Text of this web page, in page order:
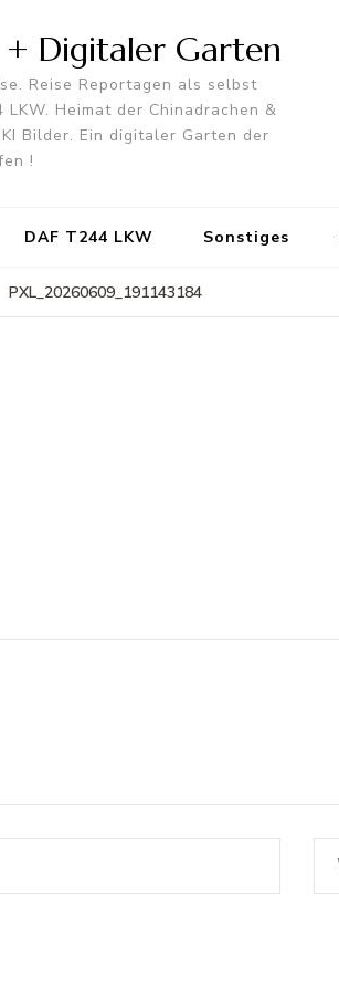
+ Digitaler Garten
Reise Reportagen als selbst
Heimat der Chinadrachen &
Bilder. Ein digitaler Garten der
!
DAF T244 LKW Sonstiges
PXL_20260609_191143184